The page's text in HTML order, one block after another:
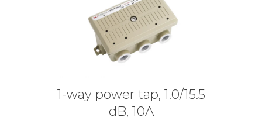
1-way power tap, 1.0/15.5
dB, 10A